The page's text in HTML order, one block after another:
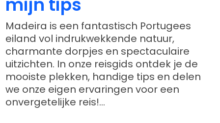
Madeira is een fantastisch Portugees
eiland vol indrukwekkende natuur,
charmante dorpjes en spectaculaire
uitzichten. In onze reisgids ontdek je de
mooiste plekken, handige tips en delen
we onze eigen ervaringen voor een
onvergetelijke reis!...